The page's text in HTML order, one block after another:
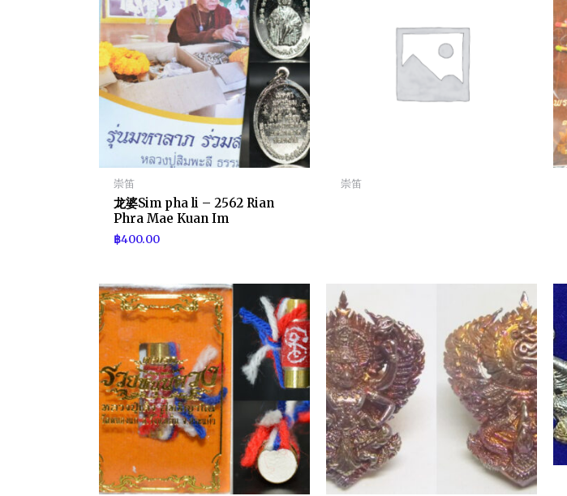
崇笛
龙婆Sim pha li – 2562 Rian
Phra Mae Kuan Im
฿400.00
崇笛